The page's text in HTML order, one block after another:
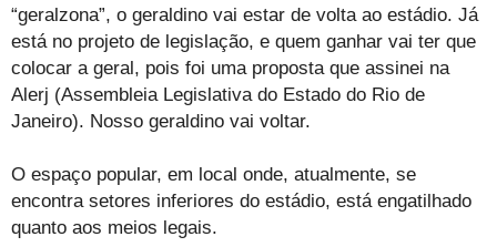
“geralzona”, o geraldino vai estar de volta ao estádio. Já
está no projeto de legislação, e quem ganhar vai ter que
colocar a geral, pois foi uma proposta que assinei na
Alerj (Assembleia Legislativa do Estado do Rio de
Janeiro). Nosso geraldino vai voltar.
O espaço popular, em local onde, atualmente, se
encontra setores inferiores do estádio, está engatilhado
quanto aos meios legais.